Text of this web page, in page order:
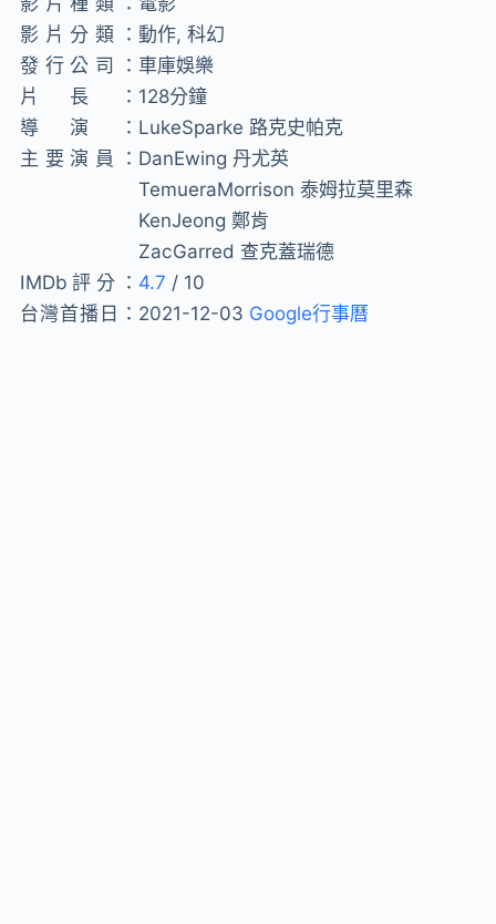
影片分類：動作, 科幻
發行公司： 車庫娛樂
片長： 128分鐘
導演： LukeSparke 路克史帕克
主要演員： DanEwing 丹尤英
TemueraMorrison 泰姆拉莫里森
KenJeong 鄭肯
ZacGarred 查克蓋瑞德
IMDb評分： 4.7 / 10
台灣首播日： 2021-12-03 Google行事曆